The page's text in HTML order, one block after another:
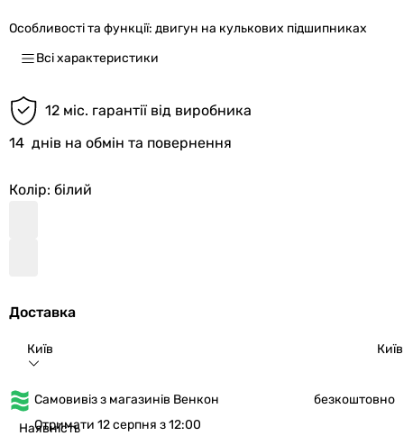
Особливості та функції: двигун на кулькових підшипниках
Всі характеристики
12 міс. гарантії від виробника
14 днів на обмін та повернення
Колір: білий
Доставка
Київ Київ
Самовивіз з магазинів Венкон
безкоштовно
Наявність
Отримати 12 серпня з 12:00